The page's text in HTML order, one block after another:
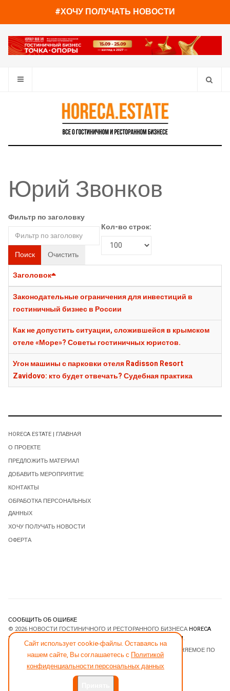
#ХОЧУ ПОЛУЧАТЬ НОВОСТИ
Юрий Звонков
Фильтр по заголовку
Поиск Очистить
Кол-во строк:
Заголовок
Законодательные ограничения для инвестиций в
гостиничный бизнес в России
Как не допустить ситуации, сложившейся в крымском
отеле «Море»? Советы гостиничных юристов.
Угон машины с парковки отеля Radisson Resort
Zavidovo: кто будет отвечать? Судебная практика
Сайт использует cookie-файлы. Оставаясь на
нашем сайте, Вы соглашаетесь с Политикой
конфиденциальности персональных данных
HORECA ESTATE | ГЛАВНАЯ
О ПРОЕКТЕ
ПРЕДЛОЖИТЬ МАТЕРИАЛ
ДОБАВИТЬ МЕРОПРИЯТИЕ
КОНТАКТЫ
ОБРАБОТКА ПЕРСОНАЛЬНЫХ
ДАННЫХ
ХОЧУ ПОЛУЧАТЬ НОВОСТИ
ОФЕРТА
СООБЩИТЬ ОБ ОШИБКЕ
© 2026 НОВОСТИ ГОСТИНИЧНОГО И РЕСТОРАННОГО БИЗНЕСА HORECA
ESTATE
JOOMLART.COM.
- ПРОГРАММНОЕ ОБЕСПЕЧЕНИЕ, РАСПРОСТРАНЯЕМОЕ ПО
ЛИЦЕНЗИИGNU GENERAL PUBLIC LICENSE